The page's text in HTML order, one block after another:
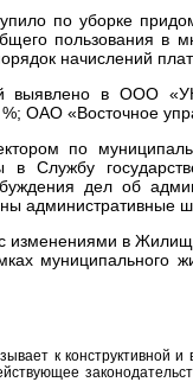
по уборке
пользования в
начислений
выявлено в ООО
ОАО «Восточное
по
в Службу
дел об
изменениями в
муниципального
к конструктивной